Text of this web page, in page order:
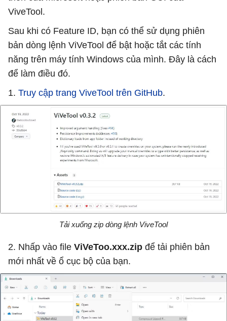
ViveTool.
Sau khi có Feature ID, bạn có thể sử dụng phiên
bản dòng lệnh ViVeTool để bật hoặc tắt các tính
năng trên máy tính Windows của mình. Đây là cách
để làm điều đó.
1. Truy cập trang ViveTool trên GitHub.
Tải xuống zip dòng lệnh ViveTool
2. Nhấp vào file ViVeToo.xxx.zip để tải phiên bản
mới nhất về ổ cục bộ của bạn.